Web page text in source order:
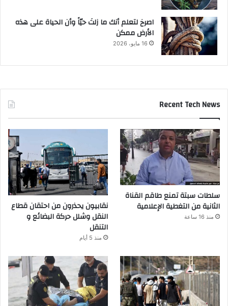
‫اصرخ لتعلم أنك ما زلتَ حيّاً وأن الحياة على هذه
الأرض ممكن
16 مايو، 2026
Recent Tech News
سلطات سبتة تمنع طاقم القناة
الثانية من التغطية الإعلامية
منذ 16 ساعة
نقابيون يحذرون من احتقان قطاع
النقل وشلل حركة البضائع و
التنقل
منذ 5 أيام